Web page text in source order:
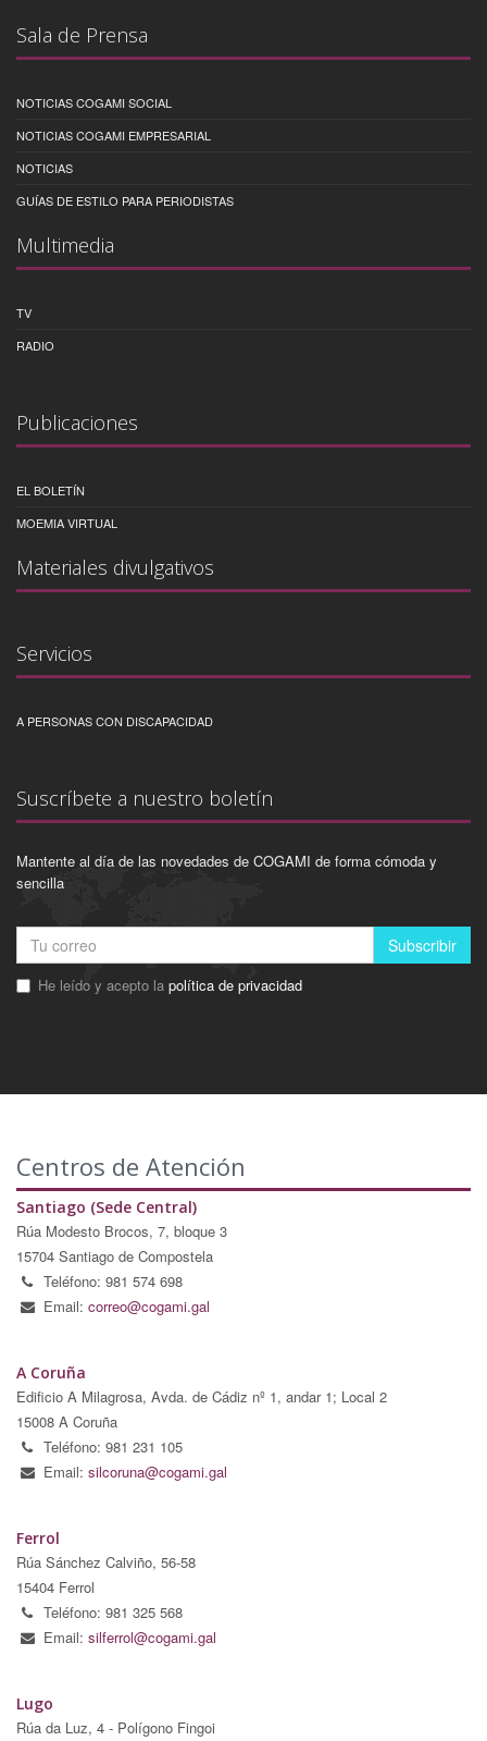
Sala de Prensa
NOTICIAS COGAMI SOCIAL
NOTICIAS COGAMI EMPRESARIAL
NOTICIAS
GUÍAS DE ESTILO PARA PERIODISTAS
Multimedia
TV
RADIO
Publicaciones
EL BOLETÍN
MOEMIA VIRTUAL
Materiales divulgativos
Servicios
A PERSONAS CON DISCAPACIDAD
Suscríbete a nuestro boletín
Mantente al día de las novedades de COGAMI de forma cómoda y
sencilla
Subscribir
He leído y acepto la política de privacidad
Centros de Atención
Santiago (Sede Central)
Rúa Modesto Brocos, 7, bloque 3
15704 Santiago de Compostela
Teléfono: 981 574 698
Email: correo@cogami.gal
A Coruña
Edificio A Milagrosa, Avda. de Cádiz nº 1, andar 1; Local 2
15008 A Coruña
Teléfono: 981 231 105
Email: silcoruna@cogami.gal
Ferrol
Rúa Sánchez Calviño, 56-58
15404 Ferrol
Teléfono: 981 325 568
Email: silferrol@cogami.gal
Lugo
Rúa da Luz, 4 - Polígono Fingoi